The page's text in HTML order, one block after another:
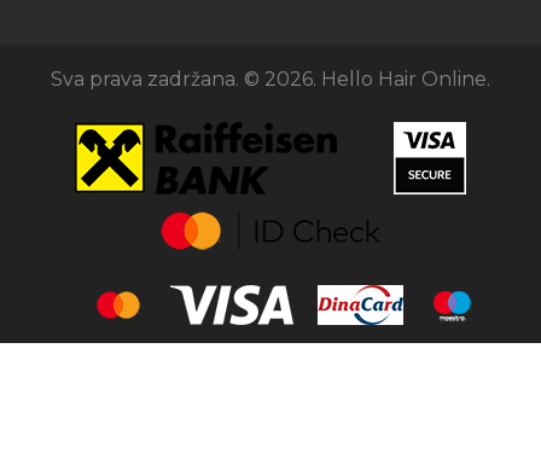
Sva prava zadržana. © 2026. Hello Hair Online.